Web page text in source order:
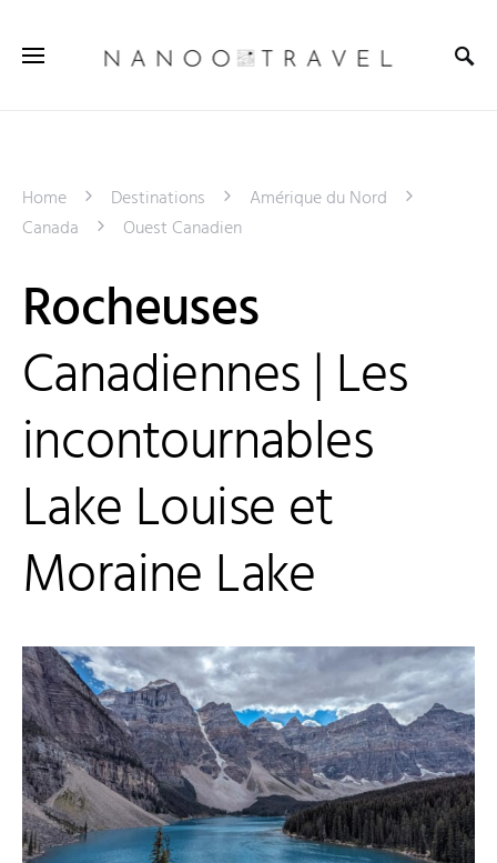
Home Destinations
Amérique du Nord
Canada
Ouest Canadien
Rocheuses
Canadiennes | Les
incontournables
Lake Louise et
Moraine Lake